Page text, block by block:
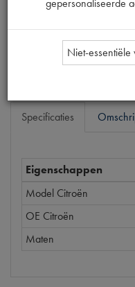
5,63
Specificaties
Eigenschappen
Model Citroën
OE Citroën
Maten
Niet-